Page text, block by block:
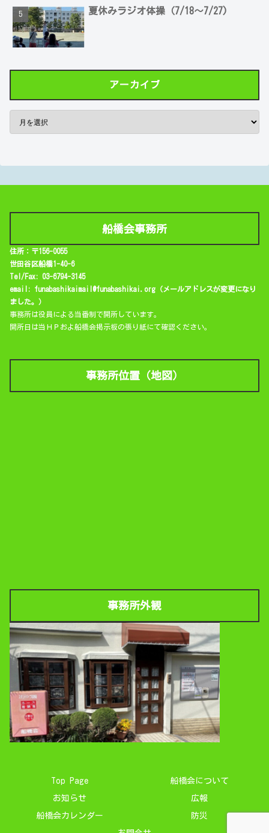
夏休みラジオ体操（7/18～7/27)
アーカイブ
船橋会事務所
住所：〒156-0055
世田谷区船橋1-40-6
Tel/Fax: 03-6794-3145
email: funabashikaimail@funabashikai.org（メールアドレスが変更になり
ました。）
事務所は役員による当番制で開所しています。
開所日は当ＨＰおよ船橋会掲示板の張り紙にて確認ください。
事務所位置（地図）
事務所外観
Top Page 船橋会について
お知らせ 広報
船橋会カレンダー 防災